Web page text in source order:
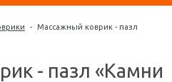
- Массажный коврик - пазл
- пазл «Камни